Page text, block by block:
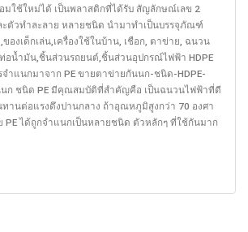
มใช้ใหม่ได้ เป็นพลาสติกที่ได้รับ สัญลักษณ์เลข 2
ตัวทำละลาย หลายชนิด นำมาทำเป็นบรรจุภัณฑ์
องเด็กเล่น,เครื่องใช้ในบ้าน, เชือก, ตาข่าย, ฉนวน
อน้ำมัน,ชิ้นส่วนรถยนต์,ชิ้นส่วนอุปกรณ์ไฟฟ้า HDPE
ำแนกมาจาก PE ขายตาข่ายกันนก-ชนิด-HDPE-
นก ชนิด PE มีคุณสมบัติที่สำคัญคือ เป็นฉนวนไฟฟ้าที่ดี
านต่อแรงดึงปานกลาง ถ้าอุณหภูมิสูงกว่า 70 องศา
ย PE ได้ถูกจำแนกเป็นหลายชนิด ตัวหลักๆ ที่ใช้กันมาก